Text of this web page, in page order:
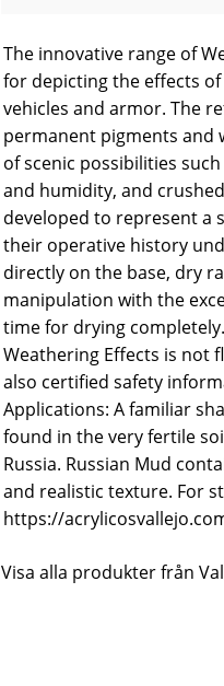
The innovative range of
for depicting the effects
vehicles and armor. The
permanent pigments and
of scenic possibilities
and humidity, and
developed to represent a
their operative history
directly on the base, dry
manipulation with the
time for drying
Weathering Effects is not
also certified safety
Applications: A familiar
found in the very fertile
Russia. Russian Mud
and realistic texture. For
https://
Visa alla produkter från